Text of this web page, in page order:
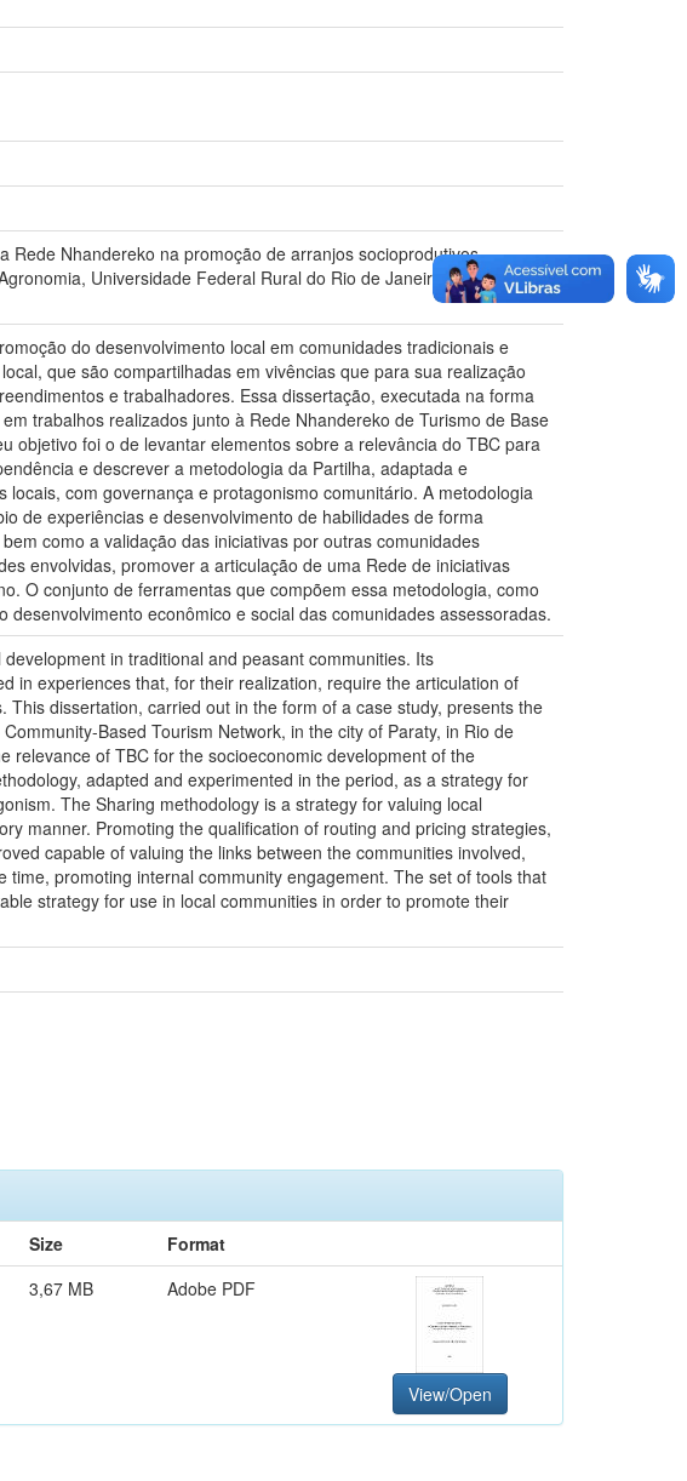
Rede Nhandereko na promoção de arranjos socioprodutivos
Universidade Federal Rural do Rio de Janeiro, Seropédica,
do desenvolvimento local em comunidades tradicionais e
que são compartilhadas em vivências que para sua realização
e trabalhadores. Essa dissertação, executada na forma
trabalhos realizados junto à Rede Nhandereko de Turismo de Base
objetivo foi o de levantar elementos sobre a relevância do TBC para
e descrever a metodologia da Partilha, adaptada e
com governança e protagonismo comunitário. A metodologia
de experiências e desenvolvimento de habilidades de forma
como a validação das iniciativas por outras comunidades
envolvidas, promover a articulação de uma Rede de iniciativas
O conjunto de ferramentas que compõem essa metodologia, como
econômico e social das comunidades assessoradas.
in traditional and peasant communities. Its
in experiences that, for their realization, require the articulation of
dissertation, carried out in the form of a case study, presents the
Based Tourism Network, in the city of Paraty, in Rio de
relevance of TBC for the socioeconomic development of the
adapted and experimented in the period, as a strategy for
The Sharing methodology is a strategy for valuing local
manner. Promoting the qualification of routing and pricing strategies,
capable of valuing the links between the communities involved,
promoting internal community engagement. The set of tools that
strategy for use in local communities in order to promote their
Size
Format
3,67 MB Adobe PDF
View/Open